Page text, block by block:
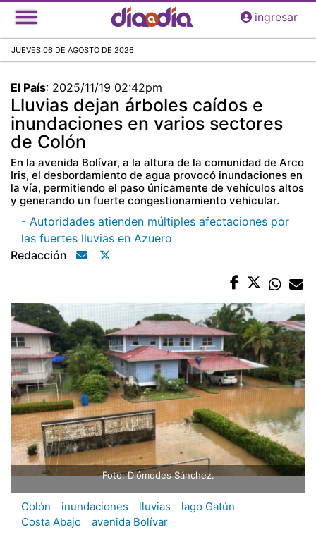
Pasar
al
principal
ingresar
JUEVES 06 DE AGOSTO DE 2026
El País: 2025/11/19 02:42pm
Lluvias dejan árboles caídos e
inundaciones en varios sectores
de Colón
En la avenida Bolívar, a la altura de la comunidad de Arco
Iris, el desbordamiento de agua provocó inundaciones en
la vía, permitiendo el paso únicamente de vehículos altos
y generando un fuerte congestionamiento vehicular.
- Autoridades atienden múltiples afectaciones por
las fuertes lluvias en Azuero
Redacción
Foto: Diómedes Sánchez.
Colón inundaciones lluvias
lago Gatún
Costa Abajo
avenida Bolívar